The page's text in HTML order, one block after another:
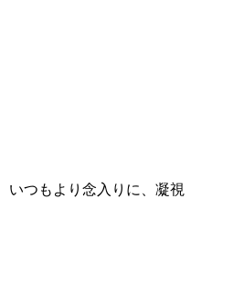
いつもより念入りに、凝視